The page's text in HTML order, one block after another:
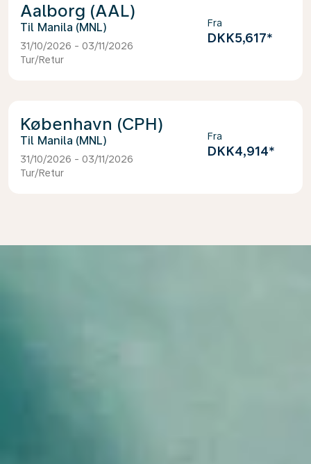
Aalborg (AAL)
Manila (MNL)
31/10/2026 - 03/11/2026
Tur/Retur
Fra
DKK5,617*
København (CPH)
Manila (MNL)
31/10/2026 - 03/11/2026
Tur/Retur
Fra
DKK4,914*